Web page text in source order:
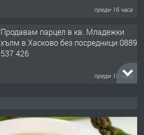
преди 16 часа
Продавам парцел в кв. Младежки
хълм в Хасково без посредници 0889
537 426
преди 16 часа